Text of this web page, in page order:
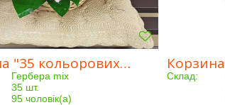
Корзина "35 кольорових гербер"
Гербера mix
35 шт.
95 чоловік(а)
Склад: